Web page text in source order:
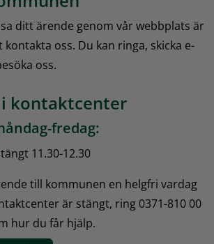
ditt ärende genom vår webbplats är
oss. Du kan ringa, skicka e-
oss.
kontaktcenter
fredag:
11.30-12.30
till kommunen en helgfri vardag
är stängt, ring 0371-810 00
hur du får hjälp.